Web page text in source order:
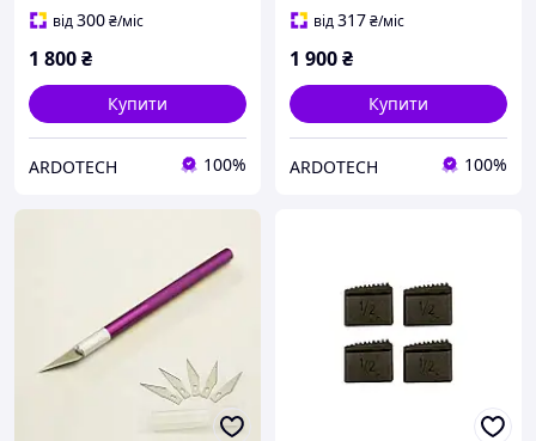
від300₴/міс
1 800₴
Купити
ARDOTECH 100%
від317₴/міс
1 900₴
Купити
ARDOTECH 100%